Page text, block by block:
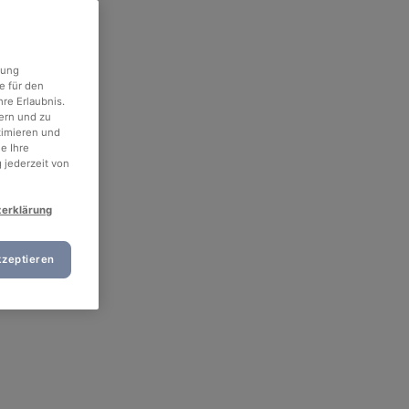
für den
Erlaubnis.
und zu
und
Ihre
jederzeit von